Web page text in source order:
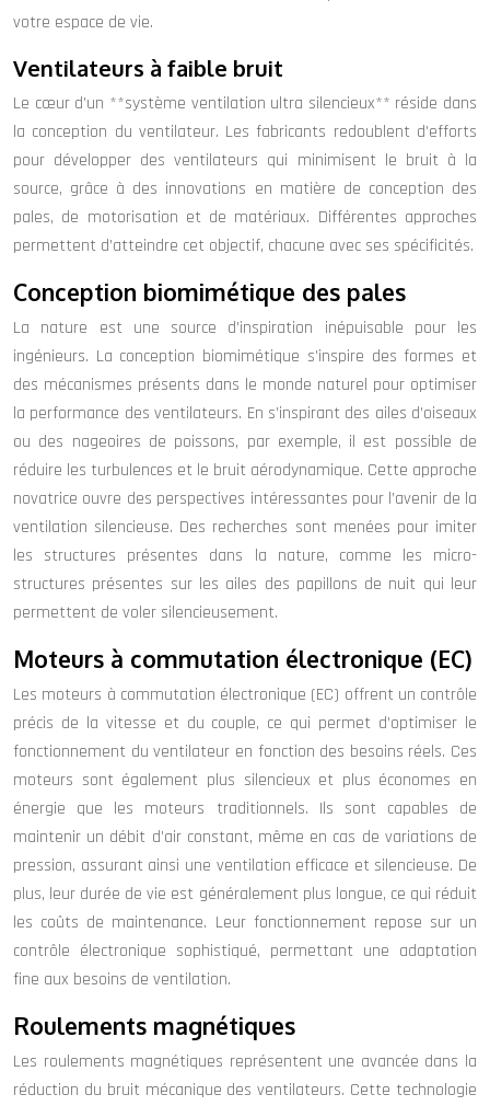
votre espace de vie.
Ventilateurs à faible bruit
Le cœur d’un **système ventilation ultra silencieux** réside dans
la conception du ventilateur. Les fabricants redoublent d’efforts
pour développer des ventilateurs qui minimisent le bruit à la
source, grâce à des innovations en matière de conception des
pales, de motorisation et de matériaux. Différentes approches
permettent d’atteindre cet objectif, chacune avec ses spécificités.
Conception biomimétique des pales
La nature est une source d’inspiration inépuisable pour les
ingénieurs. La conception biomimétique s’inspire des formes et
des mécanismes présents dans le monde naturel pour optimiser
la performance des ventilateurs. En s’inspirant des ailes d’oiseaux
ou des nageoires de poissons, par exemple, il est possible de
réduire les turbulences et le bruit aérodynamique. Cette approche
novatrice ouvre des perspectives intéressantes pour l’avenir de la
ventilation silencieuse. Des recherches sont menées pour imiter
les structures présentes dans la nature, comme les micro-
structures présentes sur les ailes des papillons de nuit qui leur
permettent de voler silencieusement.
Moteurs à commutation électronique (EC)
Les moteurs à commutation électronique (EC) offrent un contrôle
précis de la vitesse et du couple, ce qui permet d’optimiser le
fonctionnement du ventilateur en fonction des besoins réels. Ces
moteurs sont également plus silencieux et plus économes en
énergie que les moteurs traditionnels. Ils sont capables de
maintenir un débit d’air constant, même en cas de variations de
pression, assurant ainsi une ventilation efficace et silencieuse. De
plus, leur durée de vie est généralement plus longue, ce qui réduit
les coûts de maintenance. Leur fonctionnement repose sur un
contrôle électronique sophistiqué, permettant une adaptation
fine aux besoins de ventilation.
Roulements magnétiques
Les roulements magnétiques représentent une avancée dans la
réduction du bruit mécanique des ventilateurs. Cette technologie